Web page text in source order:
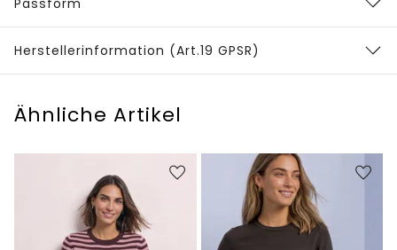
Herstellerinformation (Art.19 GPSR)
Ähnliche Artikel